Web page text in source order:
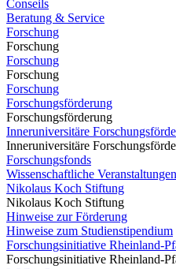
Conseils
Beratung & Service
Forschung
Forschung
Forschung
Forschung
Forschung
Forschungsförderung
Forschungsförderung
Inneruniversitäre
Inneruniversitäre
Forschungsfonds
Wissenschaftliche Veranstaltungen
Nikolaus Koch Stiftung
Nikolaus Koch Stiftung
Hinweise zur Förderung
Hinweise zum Studienstipendium
Forschungsinitiative Rheinland-
Forschungsinitiative Rheinland-